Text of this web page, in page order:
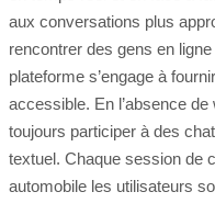
aux conversations plus
rencontrer des gens en
plateforme s’engage à
accessible. En l’absence
toujours participer à des
textuel. Chaque session de
automobile les utilisateurs